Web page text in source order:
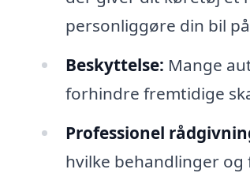
personliggøre din bil
Beskyttelse: Mange
forhindre fremtidige
Professionel
hvilke behandlinger og